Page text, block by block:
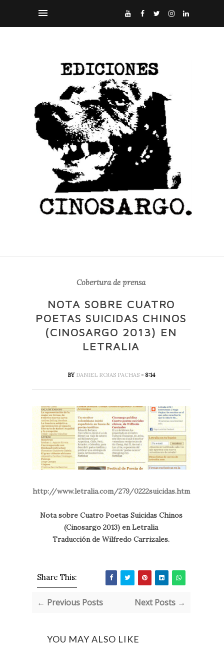
Cobertura de prensa
NOTA SOBRE CUATRO
POETAS SUICIDAS CHINOS
(CINOSARGO 2013) EN
LETRALIA
BY DANIEL ROJAS PACHAS - 8:14
http://www.letralia.com/279/0222suicidas.htm
Nota sobre Cuatro Poetas Suicidas Chinos
(Cinosargo 2013) en Letralia
Traducción de Wilfredo Carrizales.
Share This:
← Previous Posts Next Posts →
YOU MAY ALSO LIKE